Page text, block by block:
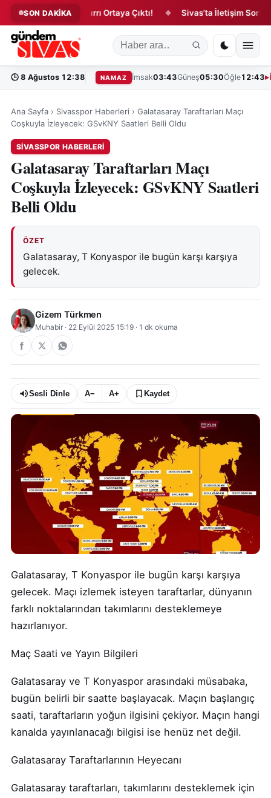
SON DAKİKA
Zara Balının Sırrı Ortaya Çıktı! ◆ Sivas’ta İletişim Sorunu
🕒 8 Ağustos 12:38 NAMAZ İmsak03:43Güneş05:30Öğle12:43
Ana Sayfa › Sivasspor Haberleri › Galatasaray Taraftarları Maçı
Coşkuyla İzleyecek: GSvKNY Saatleri Belli Oldu
SIVASSPOR HABERLERI
Galatasaray Taraftarları Maçı
Coşkuyla İzleyecek: GSvKNY Saatleri
Belli Oldu
ÖZET
Galatasaray, T Konyaspor ile bugün karşı karşıya
gelecek.
Gizem Türkmen
Muhabir · 22 Eylül 2025 15:19 · 1 dk okuma
Sesli Dinle A− A+ Kaydet
Galatasaray, T Konyaspor ile bugün karşı karşıya
gelecek. Maçı izlemek isteyen taraftarlar, dünyanın
farklı noktalarından takımlarını desteklemeye
hazırlanıyor.
Maç Saati ve Yayın Bilgileri
Galatasaray ve T Konyaspor arasındaki müsabaka,
bugün belirli bir saatte başlayacak. Maçın başlangıç
saati, taraftarların yoğun ilgisini çekiyor. Maçın hangi
kanalda yayınlanacağı bilgisi ise henüz net değil.
Galatasaray Taraftarlarının Heyecanı
Galatasaray taraftarları, takımlarını desteklemek için